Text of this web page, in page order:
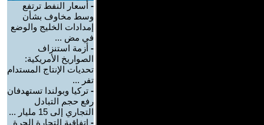
- أسعار النفط ترتفع
وسط مخاوف بشأن
إمدادات الخليج والوضع
في مض ...
- أزمة استنزاف
الصواريخ الأمريكية:
تحديات الإنتاج المستدام
تفر ...
- تركيا وبولندا تستهدفان
رفع حجم التبادل
التجاري إلى 15 مليار ...
- اتفاقية التجارة الحرة